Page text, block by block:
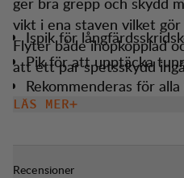
vikt i ena staven vilket
Flyter både ihopkopplad
att ett par spetsskydd
Ispik för
Pik för att upptäcka
Rekommenderas för
Flyter i vatten
LÄS MER
Recensioner